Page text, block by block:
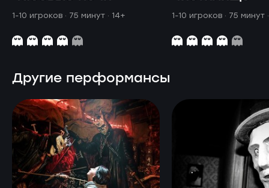
1-10 игроков · 75 минут · 14+ 1-10 игроков · 75 минут
Другие перформансы